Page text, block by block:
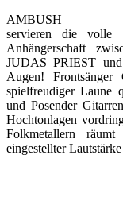
AMBUSH
servieren die volle
Anhängerschaft
JUDAS PRIEST
Augen!
spielfreudiger Laune
und Posender
Hochtonlagen
Folkmetallern
eingestellter